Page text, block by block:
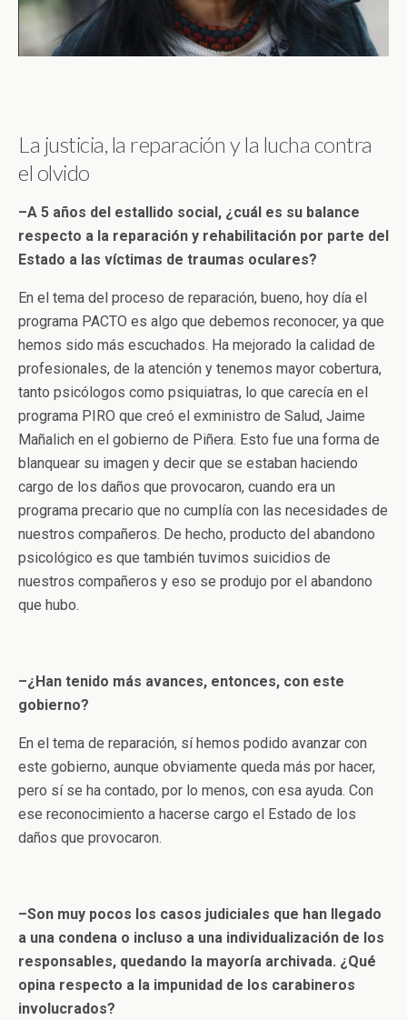
La justicia, la reparación y la lucha contra
el olvido
–A 5 años del estallido social, ¿cuál es su balance
respecto a la reparación y rehabilitación por parte del
Estado a las víctimas de traumas oculares?
En el tema del proceso de reparación, bueno, hoy día el
programa PACTO es algo que debemos reconocer, ya que
hemos sido más escuchados. Ha mejorado la calidad de
profesionales, de la atención y tenemos mayor cobertura,
tanto psicólogos como psiquiatras, lo que carecía en el
programa PIRO que creó el exministro de Salud, Jaime
Mañalich en el gobierno de Piñera. Esto fue una forma de
blanquear su imagen y decir que se estaban haciendo
cargo de los daños que provocaron, cuando era un
programa precario que no cumplía con las necesidades de
nuestros compañeros. De hecho, producto del abandono
psicológico es que también tuvimos suicidios de
nuestros compañeros y eso se produjo por el abandono
que hubo.
–¿Han tenido más avances, entonces, con este
gobierno?
En el tema de reparación, sí hemos podido avanzar con
este gobierno, aunque obviamente queda más por hacer,
pero sí se ha contado, por lo menos, con esa ayuda. Con
ese reconocimiento a hacerse cargo el Estado de los
daños que provocaron.
–Son muy pocos los casos judiciales que han llegado
a una condena o incluso a una individualización de los
responsables, quedando la mayoría archivada. ¿Qué
opina respecto a la impunidad de los carabineros
involucrados?